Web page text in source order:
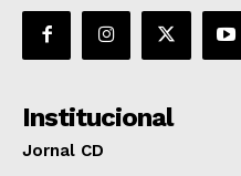
Institucional
Jornal CD